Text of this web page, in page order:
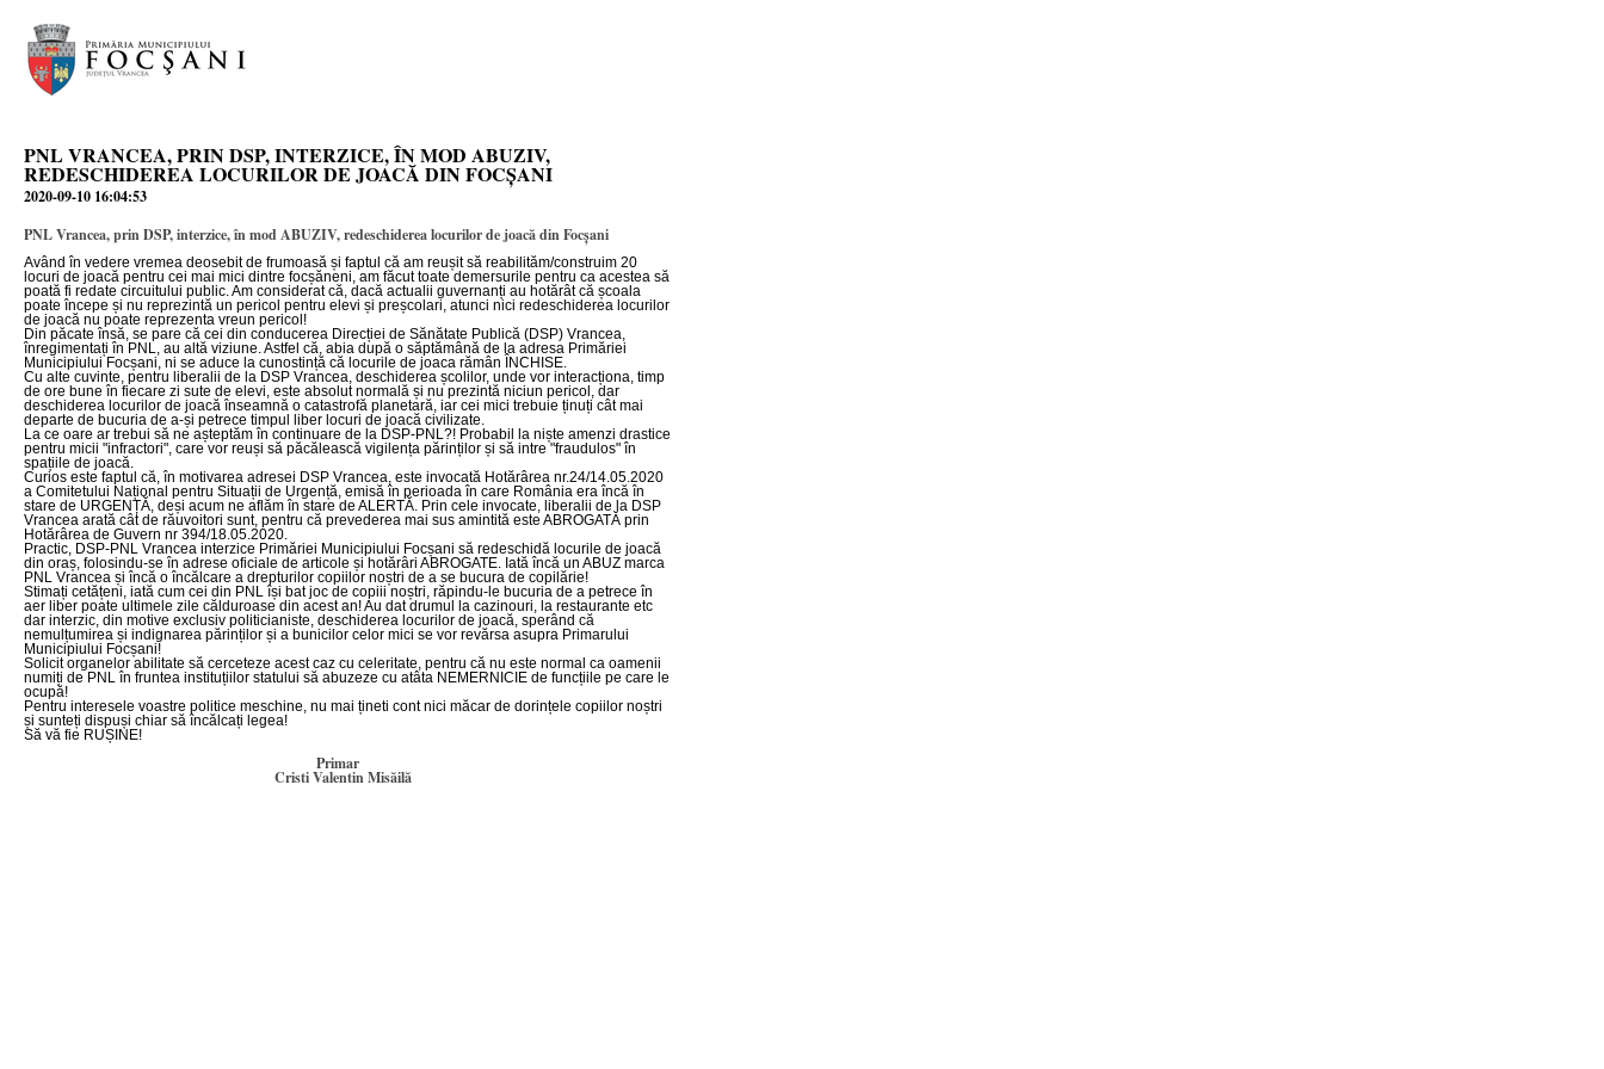
PNL VRANCEA, PRIN DSP, INTERZICE, ÎN MOD ABUZIV,
REDESCHIDEREA LOCURILOR DE JOACĂ DIN FOCȘANI
2020-09-10 16:04:53
PNL Vrancea, prin DSP, interzice, în mod ABUZIV, redeschiderea locurilor de joacă din Focșani
Având în vedere vremea deosebit de frumoasă și faptul că am reușit să reabilităm/construim 20
locuri de joacă pentru cei mai mici dintre focșăneni, am făcut toate demersurile pentru ca acestea să
poată fi redate circuitului public. Am considerat că, dacă actualii guvernanți au hotărât că școala
poate începe și nu reprezintă un pericol pentru elevi și preșcolari, atunci nici redeschiderea locurilor
de joacă nu poate reprezenta vreun pericol!
Din păcate însă, se pare că cei din conducerea Direcției de Sănătate Publică (DSP) Vrancea,
înregimentați în PNL, au altă viziune. Astfel că, abia după o săptămână de la adresa Primăriei
Municipiului Focșani, ni se aduce la cunostință că locurile de joaca rămân ÎNCHISE.
Cu alte cuvinte, pentru liberalii de la DSP Vrancea, deschiderea școlilor, unde vor interacționa, timp
de ore bune în fiecare zi sute de elevi, este absolut normală și nu prezintă niciun pericol, dar
deschiderea locurilor de joacă înseamnă o catastrofă planetară, iar cei mici trebuie ținuți cât mai
departe de bucuria de a-și petrece timpul liber locuri de joacă civilizate.
La ce oare ar trebui să ne așteptăm în continuare de la DSP-PNL?! Probabil la niște amenzi drastice
pentru micii "infractori", care vor reuși să păcălească vigilența părinților și să intre "fraudulos" în
spațiile de joacă.
Curios este faptul că, în motivarea adresei DSP Vrancea, este invocată Hotărârea nr.24/14.05.2020
a Comitetului Național pentru Situații de Urgență, emisă în perioada în care România era încă în
stare de URGENȚĂ, deși acum ne aflăm în stare de ALERTĂ. Prin cele invocate, liberalii de la DSP
Vrancea arată cât de răuvoitori sunt, pentru că prevederea mai sus amintită este ABROGATĂ prin
Hotărârea de Guvern nr 394/18.05.2020.
Practic, DSP-PNL Vrancea interzice Primăriei Municipiului Focșani să redeschidă locurile de joacă
din oraș, folosindu-se în adrese oficiale de articole și hotărâri ABROGATE. Iată încă un ABUZ marca
PNL Vrancea și încă o încălcare a drepturilor copiilor noștri de a se bucura de copilărie!
Stimați cetățeni, iată cum cei din PNL își bat joc de copiii noștri, răpindu-le bucuria de a petrece în
aer liber poate ultimele zile călduroase din acest an! Au dat drumul la cazinouri, la restaurante etc
dar interzic, din motive exclusiv politicianiste, deschiderea locurilor de joacă, sperând că
nemulțumirea și indignarea părinților și a bunicilor celor mici se vor revărsa asupra Primarului
Municipiului Focșani!
Solicit organelor abilitate să cerceteze acest caz cu celeritate, pentru că nu este normal ca oamenii
numiți de PNL în fruntea instituțiilor statului să abuzeze cu atâta NEMERNICIE de funcțiile pe care le
ocupă!
Pentru interesele voastre politice meschine, nu mai țineti cont nici măcar de dorințele copiilor noștri
și sunteți dispuși chiar să încălcați legea!
Să vă fie RUȘINE!
Primar
Cristi Valentin Misăilă